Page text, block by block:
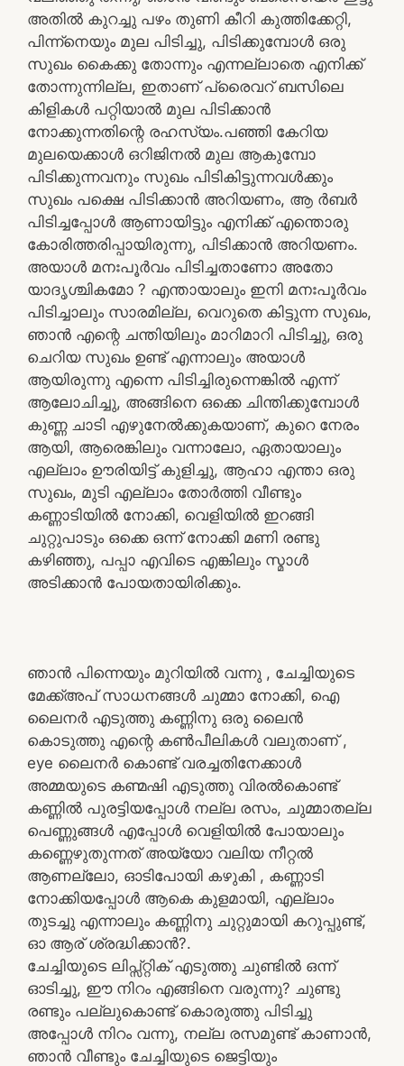
അതിൽ കുറച്ചു പഴം തുണി കീറി കുത്തിക്കേറ്റി,
പിന്ന്നെയും മുല പിടിച്ചു, പിടിക്കുമ്പോൾ ഒരു
സുഖം കൈക്കു തോന്നും എന്നല്ലാതെ എനിക്ക്
തോന്നുന്നില്ല, ഇതാണ് പ്രൈവറ് ബസിലെ
കിളികൾ പറ്റിയാൽ മുല പിടിക്കാൻ
നോക്കുന്നതിന്റെ രഹസ്യം.പഞ്ഞി കേറിയ
മുലയെക്കാൾ ഒറിജിനൽ മുല ആകുമ്പോ
പിടിക്കുന്നവനും സുഖം പിടികിട്ടുന്നവൾക്കും
സുഖം പക്ഷെ പിടിക്കാൻ അറിയണം, ആ ർബർ
പിടിച്ചപ്പോൾ ആണായിട്ടും എനിക്ക് എന്തൊരു
കോരിത്തരിപ്പായിരുന്നു, പിടിക്കാൻ അറിയണം.
അയാൾ മനഃപൂർവം പിടിച്ചതാണോ അതോ
യാദൃശ്ചികമോ ? എന്തായാലും ഇനി മനഃപൂർവം
പിടിച്ചാലും സാരമില്ല, വെറുതെ കിട്ടുന്ന സുഖം,
ഞാൻ എന്റെ ചന്തിയിലും മാറിമാറി പിടിച്ചു, ഒരു
ചെറിയ സുഖം ഉണ്ട് എന്നാലും അയാൾ
ആയിരുന്നു എന്നെ പിടിച്ചിരുന്നെങ്കിൽ എന്ന്
ആലോചിച്ചു, അങ്ങിനെ ഒക്കെ ചിന്തിക്കുമ്പോൾ
കുണ്ണ ചാടി എഴുനേൽക്കുകയാണ്, കുറെ നേരം
ആയി, ആരെങ്കിലും വന്നാലോ, ഏതായാലും
എല്ലാം ഊരിയിട്ട് കുളിച്ചു, ആഹാ എന്താ ഒരു
സുഖം, മുടി എല്ലാം തോർത്തി വീണ്ടും
കണ്ണാടിയിൽ നോക്കി, വെളിയിൽ ഇറങ്ങി
ചുറ്റുപാടും ഒക്കെ ഒന്ന് നോക്കി മണി രണ്ടു
കഴിഞ്ഞു, പപ്പാ എവിടെ എങ്കിലും സ്മാൾ
അടിക്കാൻ പോയതായിരിക്കും.
ഞാൻ പിന്നെയും മുറിയിൽ വന്നു , ചേച്ചിയുടെ
മേക്ക്അപ് സാധനങ്ങൾ ചുമ്മാ നോക്കി, ഐ
ലൈനർ എടുത്തു കണ്ണിനു ഒരു ലൈൻ
കൊടുത്തു എന്റെ കൺപീലികൾ വലുതാണ് ,
eye ലൈനർ കൊണ്ട് വരച്ചതിനേക്കാൾ
അമ്മയുടെ കണ്മഷി എടുത്തു വിരൽകൊണ്ട്
കണ്ണിൽ പുരട്ടിയപ്പോൾ നല്ല രസം, ചുമ്മാതല്ല
പെണ്ണുങ്ങൾ എപ്പോൾ വെളിയിൽ പോയാലും
കണ്ണെഴുതുന്നത് അയ്യോ വലിയ നീറ്റൽ
ആണല്ലോ, ഓടിപോയി കഴുകി , കണ്ണാടി
നോക്കിയപ്പോൾ ആകെ കുളമായി, എല്ലാം
തുടച്ചു എന്നാലും കണ്ണിനു ചുറ്റുമായി കറുപ്പുണ്ട്,
ഓ ആര് ശ്രദ്ധിക്കാൻ?.
ചേച്ചിയുടെ ലിപ്സ്റ്റിക് എടുത്തു ചുണ്ടിൽ ഒന്ന്
ഓടിച്ചു, ഈ നിറം എങ്ങിനെ വരുന്നു? ചുണ്ടു
രണ്ടും പല്ലുകൊണ്ട് കൊരുത്തു പിടിച്ചു
അപ്പോൾ നിറം വന്നു, നല്ല രസമുണ്ട് കാണാൻ,
ഞാൻ വീണ്ടും ചേച്ചിയുടെ ജെട്ടിയും